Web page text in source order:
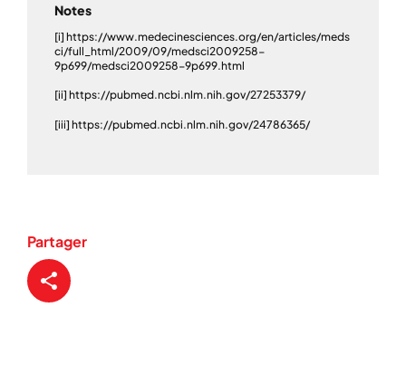
Notes
[i] https://www.medecinesciences.org/en/articles/meds
ci/full_html/2009/09/medsci2009258-
9p699/medsci2009258-9p699.html
[ii] https://pubmed.ncbi.nlm.nih.gov/27253379/
[iii] https://pubmed.ncbi.nlm.nih.gov/24786365/
Partager